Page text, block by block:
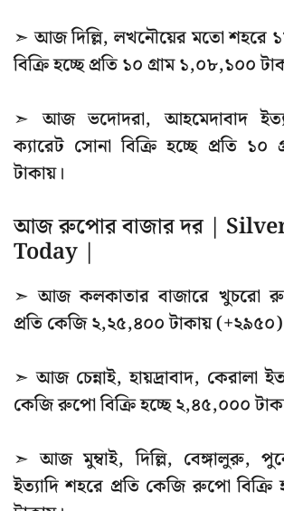
➣ আজ দিল্লি, লখনৌয়ের মতো শহরে
বিক্রি হচ্ছে প্রতি ১০ গ্রাম ১,০৮,১০০
➣ আজ ভদোদরা, আহমেদাবাদ
ক্যারেট সোনা বিক্রি হচ্ছে প্রতি ১০
টাকায়।
আজ রুপোর বাজার দর |
Today |
➣ আজ কলকাতার বাজারে খুচরো
প্রতি কেজি ২,২৫,৪০০ টাকায়
➣ আজ চেন্নাই, হায়দ্রাবাদ, কেরালা
কেজি রুপো বিক্রি হচ্ছে ২,৪৫,০০০
➣ আজ মুম্বাই, দিল্লি, বেঙ্গালুরু,
ইত্যাদি শহরে প্রতি কেজি রুপো